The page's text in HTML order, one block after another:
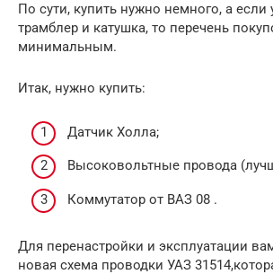
По сути, купить нужно немного, а
трамблер и катушка, то перечень
минимальным.
Итак, нужно купить:
Датчик Холла;
Высоковольтные провода
Коммутатор от ВАЗ 08 .
Для перенастройки и эксплуатации
новая схема проводки УАЗ